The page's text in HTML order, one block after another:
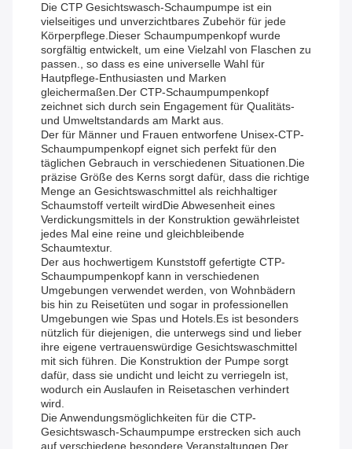
Die CTP Gesichtswasch-Schaumpumpe ist ein
vielseitiges und unverzichtbares Zubehör für jede
Körperpflege.Dieser Schaumpumpenkopf wurde
sorgfältig entwickelt, um eine Vielzahl von Flaschen zu
passen., so dass es eine universelle Wahl für
Hautpflege-Enthusiasten und Marken
gleichermaßen.Der CTP-Schaumpumpenkopf
zeichnet sich durch sein Engagement für Qualitäts-
und Umweltstandards am Markt aus.
Der für Männer und Frauen entworfene Unisex-CTP-
Schaumpumpenkopf eignet sich perfekt für den
täglichen Gebrauch in verschiedenen Situationen.Die
präzise Größe des Kerns sorgt dafür, dass die richtige
Menge an Gesichtswaschmittel als reichhaltiger
Schaumstoff verteilt wirdDie Abwesenheit eines
Verdickungsmittels in der Konstruktion gewährleistet
jedes Mal eine reine und gleichbleibende
Schaumtextur.
Der aus hochwertigem Kunststoff gefertigte CTP-
Schaumpumpenkopf kann in verschiedenen
Umgebungen verwendet werden, von Wohnbädern
bis hin zu Reisetüten und sogar in professionellen
Umgebungen wie Spas und Hotels.Es ist besonders
nützlich für diejenigen, die unterwegs sind und lieber
ihre eigene vertrauenswürdige Gesichtswaschmittel
mit sich führen. Die Konstruktion der Pumpe sorgt
dafür, dass sie undicht und leicht zu verriegeln ist,
wodurch ein Auslaufen in Reisetaschen verhindert
wird.
Die Anwendungsmöglichkeiten für die CTP-
Gesichtswasch-Schaumpumpe erstrecken sich auch
auf verschiedene besondere Veranstaltungen.Der